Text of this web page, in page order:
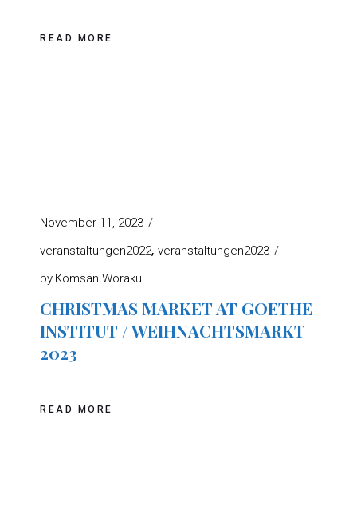
READ MORE
November 11, 2023
veranstaltungen2022 veranstaltungen2023
by Komsan Worakul
CHRISTMAS MARKET AT GOETHE
INSTITUT / WEIHNACHTSMARKT
2023
READ MORE